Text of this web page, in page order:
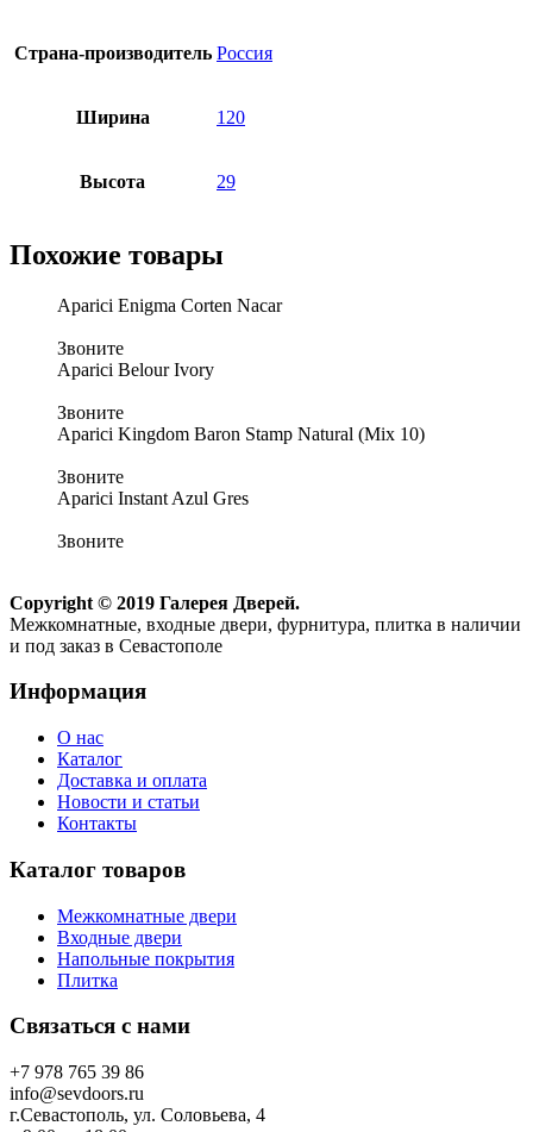
Страна-производитель Россия
Ширина 120
Высота 29
Похожие товары
Aparici Enigma Corten Nacar
Звоните
Aparici Belour Ivory
Звоните
Aparici Kingdom Baron Stamp Natural (Mix 10)
Звоните
Aparici Instant Azul Gres
Звоните
Copyright © 2019 Галерея Дверей.
Межкомнатные, входные двери, фурнитура, плитка в наличии
и под заказ в Севастополе
Информация
О нас
Каталог
Доставка и оплата
Новости и статьи
Контакты
Каталог товаров
Межкомнатные двери
Входные двери
Напольные покрытия
Плитка
Связаться с нами
+7 978 765 39 86
info@sevdoors.ru
г.Севастополь, ул. Соловьева, 4